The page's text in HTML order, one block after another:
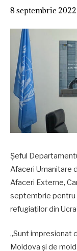
8 septembrie 2022
Șeful
Afaceri Umanitare
Afaceri Externe,
septembrie pentru
refugiaților din
„Sunt impresionat
Moldova și de